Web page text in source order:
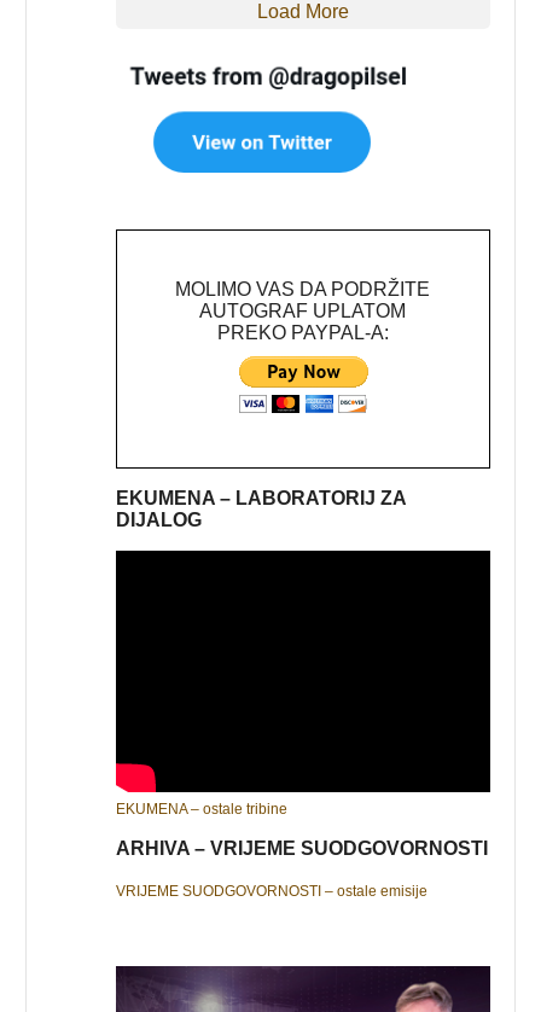
Load More
MOLIMO VAS DA PODRŽITE
AUTOGRAF UPLATOM
PREKO PAYPAL-A:
EKUMENA – LABORATORIJ ZA
DIJALOG
EKUMENA – ostale tribine
ARHIVA – VRIJEME SUODGOVORNOSTI
VRIJEME SUODGOVORNOSTI – ostale emisije